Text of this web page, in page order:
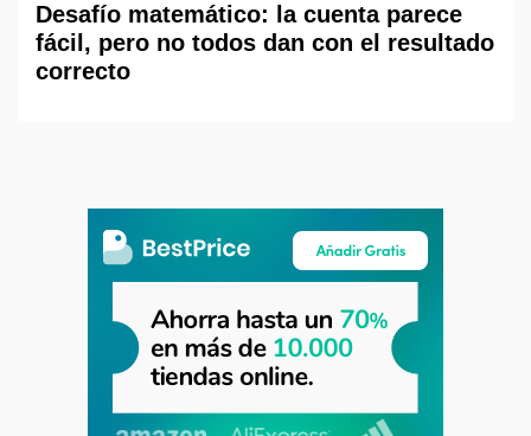
Desafío matemático: la cuenta parece
fácil, pero no todos dan con el resultado
correcto